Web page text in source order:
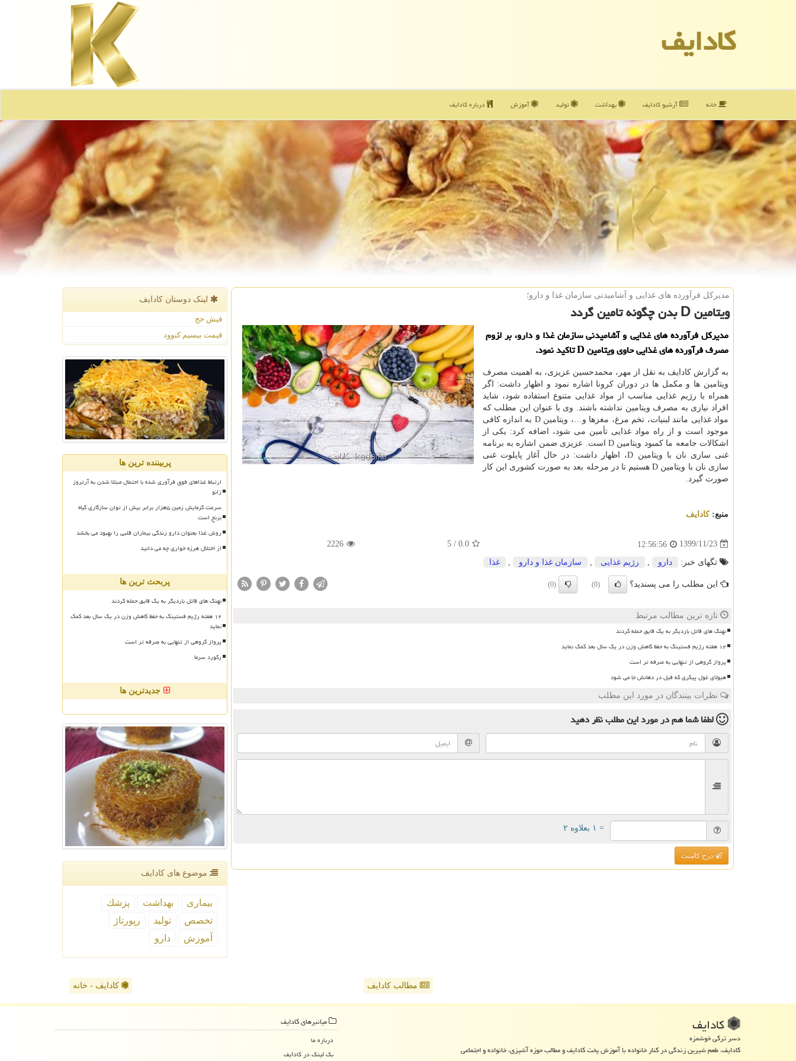
كادایف
خانه آرشیو كادایف بهداشت تولید آموزش درباره كادایف
مدیركل فرآورده های غذایی و آشامیدنی سازمان غذا و دارو؛
ویتامین D بدن چگونه تامین گردد
مدیرکل فرآورده های غذایی و آشامیدنی سازمان غذا و دارو، بر لزوم
مصرف فرآورده های غذایی حاوی ویتامین D تاکید نمود.
به گزارش کادایف به نقل از مهر، محمدحسین عزیزی، به اهمیت مصرف
ویتامین ها و مکمل ها در دوران کرونا اشاره نمود و اظهار داشت: اگر
همراه با رژیم غذایی مناسب از مواد غذایی متنوع استفاده شود، شاید
افراد نیازی به مصرف ویتامین نداشته باشند. وی با عنوان این مطلب که
مواد غذایی مانند لبنیات، تخم مرغ، مغزها و…، ویتامین D به اندازه کافی
موجود است و از راه مواد غذایی تأمین می شود، اضافه کرد: یکی از
اشکالات جامعه ما کمبود ویتامین D است. عزیزی ضمن اشاره به برنامه
غنی سازی نان با ویتامین D، اظهار داشت: در حال آغاز پایلوت غنی
سازی نان با ویتامین D هستیم تا در مرحله بعد به صورت کشوری این کار
صورت گیرد.
منبع:كادایف
1399/11/23
12:56:56
0.0
/
5
2226
تگهای خبر: دارو , رژیم غذایی , سازمان غذا و دارو , غذا
این مطلب را می پسندید؟ (0)
(0)
تازه ترین مطالب مرتبط
نهنگ های قاتل باردیگر به یک قایق حمله کردند
۱۲ هفته رژیم فستینگ به حفظ کاهش وزن در یک سال بعد کمک نماید
پرواز گروهی از تنهایی به صرفه تر است
هیولای غول پیکری که فیل در دهانش جا می شود
نظرات بینندگان در مورد این مطلب
لطفا شما همدر مورد این مطلبنظر دهید
= ۱ بعلاوه ۲
درج کامنت
لینک دوستان كادایف
فیش حج
قیمت بیسیم کنوود
پربیننده ترین ها
ارتباط غذاهای فوق فرآوری شده با احتمال مبتلا شدن به آرتروز
زانو
سرعت گرمایش زمین ۵هزار برابر بیش از توان سازگاری گیاه
برنج است
روش غذا بعنوان دارو زندگی بیماران قلبی را بهبود می بخشد
از اختلال هرزه خواری چه می دانید
پربحث ترین ها
نهنگ های قاتل باردیگر به یک قایق حمله کردند
۱۲ هفته رژیم فستینگ به حفظ کاهش وزن در یک سال بعد کمک
نماید
پرواز گروهی از تنهایی به صرفه تر است
رکورد سرما
جدیدترین ها
موضوع های كادایف
بیماری بهداشت
پزشك
تخصص
تولید
رپورتاژ
آموزش
دارو
مطالب کادایف کادایف - خانه
كادایف
دسر ترکی خوشمزه
کادایف، طعم شیرین زندگی در کنار خانواده با آموزش پخت کادایف و مطالب حوزه آشپزی، خانواده و اجتماعی
میانبرهای كادایف
درباره ما
بک لینک در كادایف